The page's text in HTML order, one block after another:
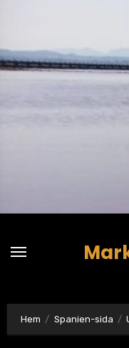
innehåll
Hem Spanien-sida